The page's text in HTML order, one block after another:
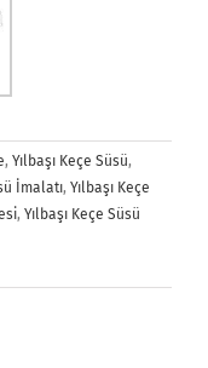
, Yılbaşı Keçe Süsü,
İmalatı, Yılbaşı Keçe
, Yılbaşı Keçe Süsü